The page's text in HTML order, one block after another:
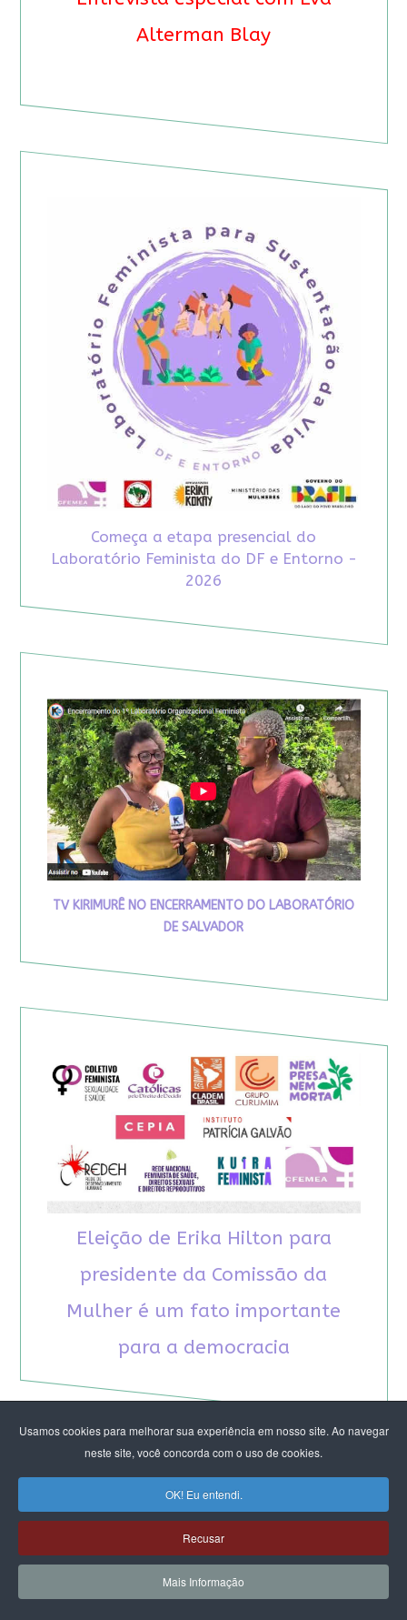
Usamos cookies para melhorar sua experiência em nosso site. Ao navegar
neste site, você concorda com o uso de cookies.
OK! Eu entendi.
Recusar
Mais Informação
Alterman Blay
Começa a etapa presencial do
Laboratório Feminista do DF e Entorno -
2026
TV KIRIMURÊ NO ENCERRAMENTO DO LABORATÓRIO
DE SALVADOR
Eleição de Erika Hilton para
presidente da Comissão da
Mulher é um fato importante
para a democracia
RECOMENDAMOS A LEITURA
August Nimtz prova que marxismo e
antirracismo são indissociáveis na luta
anticapitalista
Rap transfeminista radical argentino na FLIPEI